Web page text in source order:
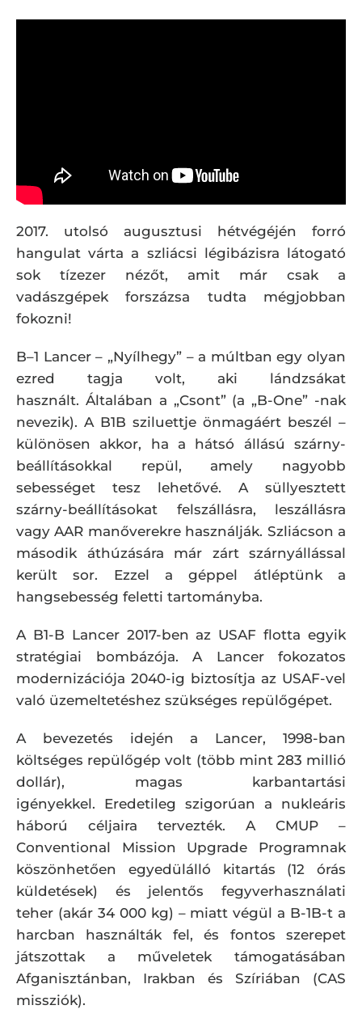
2017. utolsó augusztusi hétvégéjén forró
hangulat várta a szliácsi légibázisra látogató
sok tízezer nézőt, amit már csak a
vadászgépek forszázsa tudta mégjobban
fokozni!
B–1 Lancer – „Nyílhegy” – a múltban egy olyan
ezred tagja volt, aki lándzsákat
használt. Általában a „Csont” (a „B-One” -nak
nevezik). A B1B sziluettje önmagáért beszél –
különösen akkor, ha a hátsó állású szárny-
beállításokkal repül, amely nagyobb
sebességet tesz lehetővé. A süllyesztett
szárny-beállításokat felszállásra, leszállásra
vagy AAR manőverekre használják. Szliácson a
második áthúzására már zárt szárnyállással
került sor. Ezzel a géppel átléptünk a
hangsebesség feletti tartományba.
A B1-B Lancer 2017-ben az USAF flotta egyik
stratégiai bombázója. A Lancer fokozatos
modernizációja 2040-ig biztosítja az USAF-vel
való üzemeltetéshez szükséges repülőgépet.
A bevezetés idején a Lancer, 1998-ban
költséges repülőgép volt (több mint 283 millió
dollár), magas karbantartási
igényekkel. Eredetileg szigorúan a nukleáris
háború céljaira tervezték. A CMUP –
Conventional Mission Upgrade Programnak
köszönhetően egyedülálló kitartás (12 órás
küldetések) és jelentős fegyverhasználati
teher (akár 34 000 kg) – miatt végül a B-1B-t a
harcban használták fel, és fontos szerepet
játszottak a műveletek támogatásában
Afganisztánban, Irakban és Szíriában (CAS
missziók).